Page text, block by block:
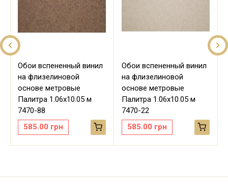
Обои вспененный винил
на флизелиновой
основе метровые
Палитра 1.06х10.05 м
7470-88
585.00 грн
Обои вспененный винил
на флизелиновой
основе метровые
Палитра 1.06х10.05 м
7470-22
585.00 грн